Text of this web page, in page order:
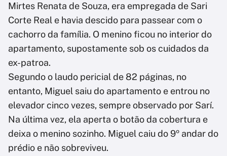
Mirtes Renata de Souza, era empregada de Sari
Corte Real e havia descido para passear com o
cachorro da família. O menino ficou no interior do
apartamento, supostamente sob os cuidados da
ex-patroa.
Segundo o laudo pericial de 82 páginas, no
entanto, Miguel saiu do apartamento e entrou no
elevador cinco vezes, sempre observado por Sarí.
Na última vez, ela aperta o botão da cobertura e
deixa o menino sozinho. Miguel caiu do 9º andar do
prédio e não sobreviveu.